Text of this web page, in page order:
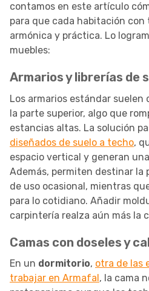
contamos en este artículo
para que cada habitación
armónica y práctica. Lo
muebles:
Armarios y librerías de
Los armarios estándar suelen
la parte superior, algo que
estancias altas. La solución
diseñados de suelo a techo,
espacio vertical y generan
Además, permiten destinar la
de uso ocasional, mientras
para lo cotidiano. Añadir
carpintería realza aún más la
Camas con doseles y
En un dormitorio, otra de las
trabajar en Armafal, la cama